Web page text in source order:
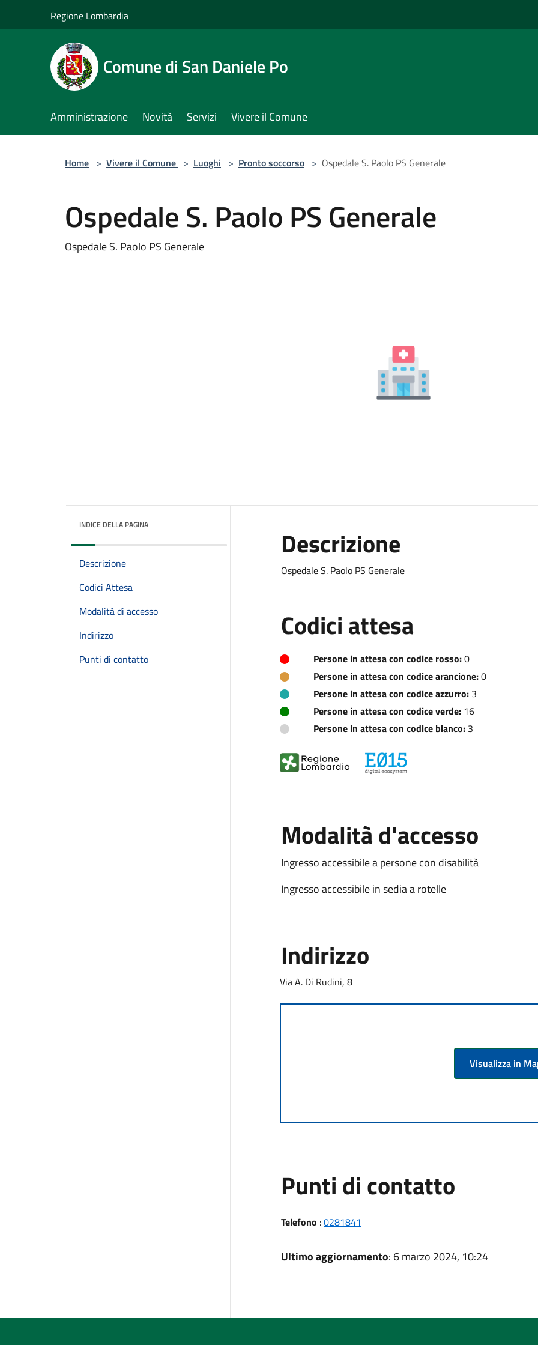
Regione Lombardia
Comune di San Daniele Po
Amministrazione Novità Servizi Vivere il Comune
Home > Vivere il Comune > Luoghi > Pronto soccorso > Ospedale S. Paolo PS Generale
Ospedale S. Paolo PS Generale
Ospedale S. Paolo PS Generale
INDICE DELLA PAGINA
Descrizione
Codici Attesa
Modalità di accesso
Indirizzo
Punti di contatto
Descrizione
Ospedale S. Paolo PS Generale
Codici attesa
Persone in attesa con codice rosso:0
Persone in attesa con codice arancione:0
Persone in attesa con codice azzurro:3
Persone in attesa con codice verde:16
Persone in attesa con codice bianco:3
Modalità d'accesso
Ingresso accessibile a persone con disabilità
Ingresso accessibile in sedia a rotelle
Indirizzo
Via A. Di Rudini, 8
Visualizza in
Punti di contatto
Telefono :0281841
Ultimo aggiornamento: 6 marzo 2024, 10:24